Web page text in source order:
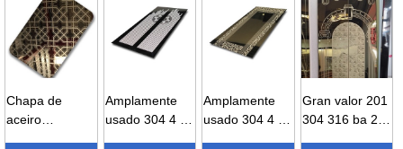
Chapa de
aceiro
Amplamente
usado 304 4 ×
Amplamente
usado 304 4 ×
Gran valor 201
304 316 ba 2b